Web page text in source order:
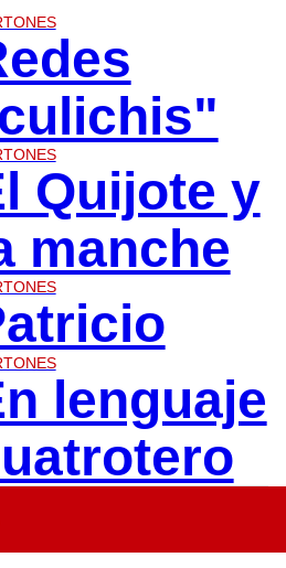
Quijote y
manche
lenguaje